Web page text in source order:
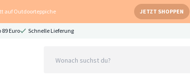
auf Outdoorteppiche JETZT SHOPPEN
Euro Schnelle Lieferung